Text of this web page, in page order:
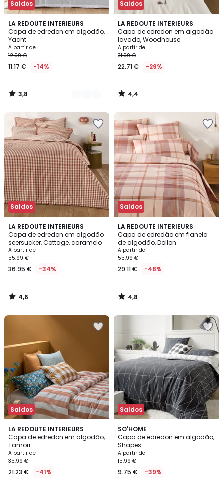
Saldos
LA REDOUTE INTERIEURS
Capa de edredon em algodão,
Yacht
A partir de
12.99 €
11.17 € -14%
3,8
/ 5
2
Cores
3,8
/
Saldos
LA REDOUTE INTERIEURS
Capa de edredon em algodão
lavado, Woodhouse
A partir de
31.99 €
22.71 € -29%
4,4
/ 5
4,4
/
Saldos
LA REDOUTE INTERIEURS
Capa de edredon em algodão
seersucker, Cottage, caramelo
A partir de
55.99 €
36.95 € -34%
4,6
/ 5
4,6
/
Saldos
LA REDOUTE INTERIEURS
Capa de edredão em flanela
de algodão, Dollon
A partir de
55.99 €
29.11 € -48%
4,8
/ 5
4,8
/
Saldos
LA REDOUTE INTERIEURS
Capa de edredon em algodão,
Tamori
A partir de
35.99 €
21.23 € -41%
4,8
/ 5
Saldos
SO'HOME
Capa de edredon em algodão,
Shapes
A partir de
15.99 €
9.75 € -39%
4,2
/ 5